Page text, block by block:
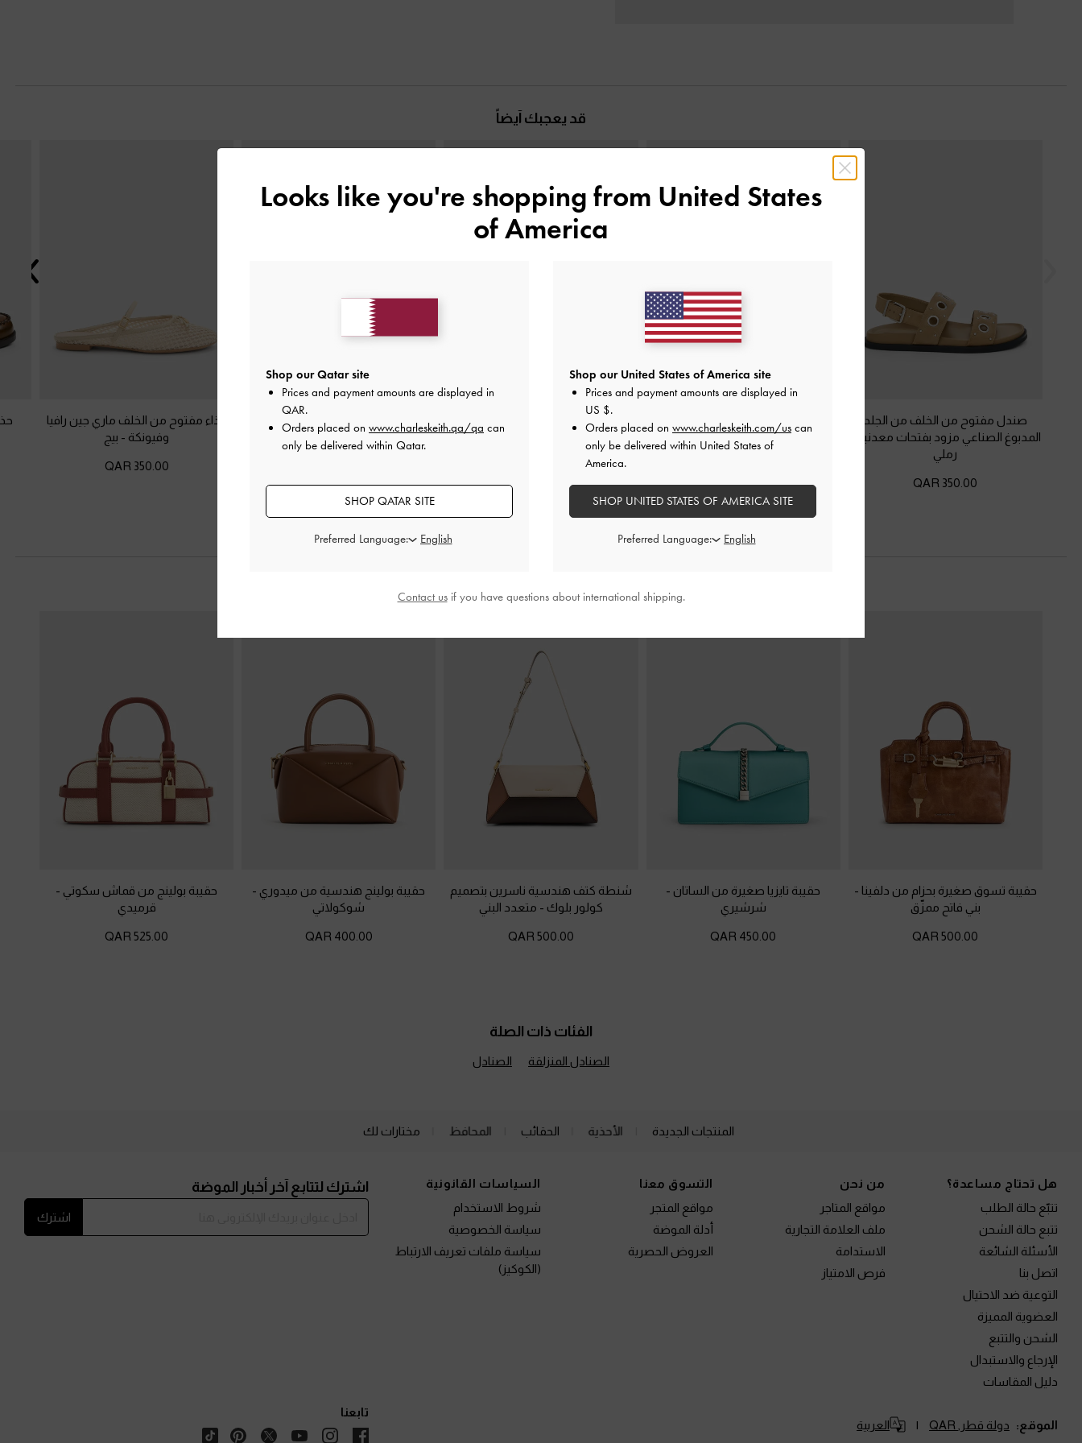
قد يعجبك آيضاً
صندل مفتوح من الخلف من الجلد
المدبوغ الصناعي مزود بفتحات معدنية
رملي
350.00 QAR
حذاء بلاتفورم بفرو معاد التدوير رملي
450.00 QAR
صندل بكعب عالٍ وحلقة إصبع وأحزمة
حذاء ماري جين ماغي شبكي مزين
بالكريستال
لون البشرة الطبيعي
حذاء مفتوح من الخلف ماري جين رافيا
وفيونكة - بيج
350.00 QAR
ارتديه مع
حقيبة تسوق صغيرة بحزام من دلفينا -
بني فاتح ممزّق
500.00 QAR
حقيبة تايزيا صغيرة من الساتان -
شرشيري
450.00 QAR
شنطة كتف هندسية ناسرين بتصميم
كولور بلوك - متعدد البني
500.00 QAR
حقيبة بولينج هندسية من ميدوري -
شوكولاتي
400.00 QAR
حقيبة بولينج من قماش سكوتي -
قرميدي
525.00 QAR
الفئات ذات الصلة
الصنادل المنزلقة الصنادل
المنتجات الجديدة الأحذية الحقائب المحافظ مختارات لك
هل تحتاج مساعدة؟
تتبّع حالة الطلب
تتبع حالة الشحن
الأسئلة الشائعة
اتصل بنا
التوعية ضد الاحتيال
العضوية المميزة
الشحن والتتبع
الإرجاع والاستبدال
دليل المقاسات
من نحن
مواقع المتاجر
ملف العلامة التجارية
الاستدامة
فرص الامتياز
التسوق معنا
مواقع المتجر
أدلة الموضة
العروض الحصرية
السياسات القانونية
شروط الاستخدام
سياسة الخصوصية
سياسة ملفات تعريف الارتباط
(الكوكيز)
اشترك لتتابع آخر أخبار الموضة
اشترك
الموقع: دولة قطر, QAR العربية
تابعنا
Looks like you're shopping from United States
of America
Shop our Qatar site
Prices and payment amounts are displayed in
QAR.
Orders placed on www.charleskeith.qa/qa can
only be delivered within Qatar.
SHOP QATAR SITE
Preferred Language:
Shop our United States of America site
Prices and payment amounts are displayed in
US $.
Orders placed on www.charleskeith.com/us can
only be delivered within United States of
America.
SHOP UNITED STATES OF AMERICA SITE
Preferred Language:
Contact usif you have questions about international shipping.